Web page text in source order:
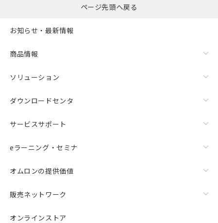
ページ先頭へ戻る
お知らせ・最新情報
商品情報
ソリューション
ダウンロードセンタ
サービスサポート
eラーニング・セミナ
オムロンの提供価値
販売ネットワーク
オンラインストア